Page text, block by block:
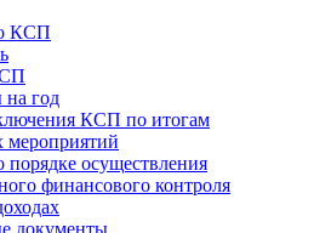
КСП
на год
КСП по итогам
мероприятий
осуществления
финансового контроля
документы